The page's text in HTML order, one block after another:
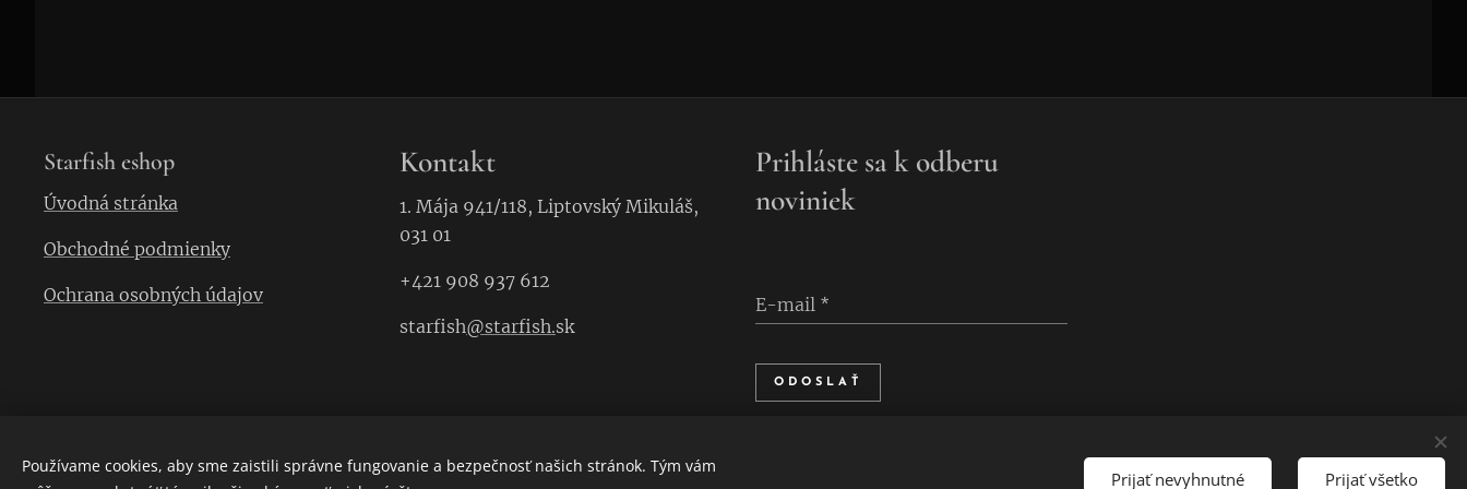
Starfish eshop
Úvodná stránka
Obchodné podmienky
Ochrana osobných údajov
Kontakt
1. Mája 941/118, Liptovský Mikuláš,
031 01
+421 908 937 612
starfish@starfish.sk
Prihláste sa k odberu
noviniek
E-mail
ODOSLAŤ
Používame cookies, aby sme zaistili správne fungovanie a bezpečnosť našich stránok. Tým vám
Prijať nevyhnutné Prijať všetko